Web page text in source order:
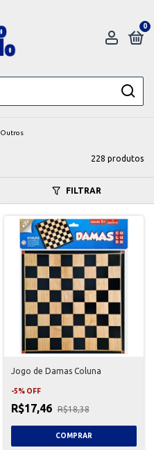
0
Outros
228 produtos
FILTRAR
Jogo de Damas Coluna
-5% OFF
R$17,46 R$18,38